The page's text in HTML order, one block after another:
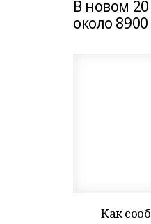
В новом
около
Как